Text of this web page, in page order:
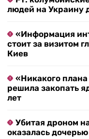
людей на Украину
«Информация
стоит за визитом
Киев
«Никакого
решила закопать
лет
Убитая дроном
оказалась